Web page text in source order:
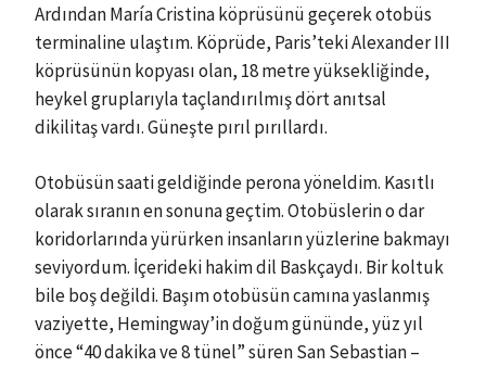
Ardından María Cristina köprüsünü geçerek otobüs
terminaline ulaştım. Köprüde, Paris’teki Alexander III
köprüsünün kopyası olan, 18 metre yüksekliğinde,
heykel gruplarıyla taçlandırılmış dört anıtsal
dikilitaş vardı. Güneşte pırıl pırıllardı.
Otobüsün saati geldiğinde perona yöneldim. Kasıtlı
olarak sıranın en sonuna geçtim. Otobüslerin o dar
koridorlarında yürürken insanların yüzlerine bakmayı
seviyordum. İçerideki hakim dil Baskçaydı. Bir koltuk
bile boş değildi. Başım otobüsün camına yaslanmış
vaziyette, Hemingway’in doğum gününde, yüz yıl
önce “40 dakika ve 8 tünel” süren San Sebastian –